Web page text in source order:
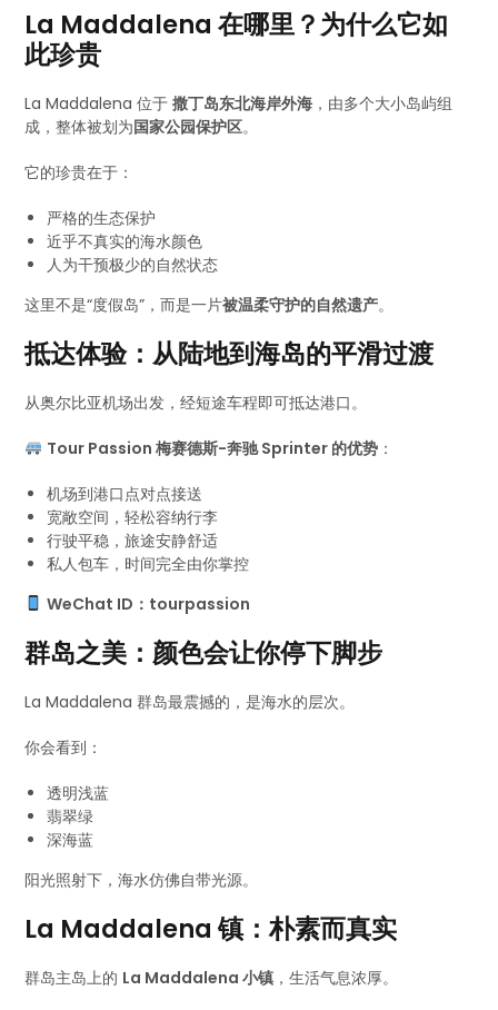
La Maddalena 在哪里？为什么它如
此珍贵
La Maddalena 位于撒丁岛东北海岸外海 ，由多个大小岛屿组
成，整体被划为国家公园保护区。
它的珍贵在于：
严格的生态保护
近乎不真实的海水颜色
人为干预极少的自然状态
这里不是“度假岛”，而是一片被温柔守护的自然遗产。
抵达体验：从陆地到海岛的平滑过渡
从奥尔比亚机场出发，经短途车程即可抵达港口。
Tour Passion 梅赛德斯-奔驰 Sprinter 的优势 ：
机场到港口点对点接送
宽敞空间，轻松容纳行李
行驶平稳，旅途安静舒适
私人包车，时间完全由你掌控
WeChat ID：tourpassion
群岛之美：颜色会让你停下脚步
La Maddalena 群岛最震撼的，是海水的层次。
你会看到：
透明浅蓝
翡翠绿
深海蓝
阳光照射下，海水仿佛自带光源。
La Maddalena 镇：朴素而真实
群岛主岛上的 La Maddalena 小镇 ，生活气息浓厚。